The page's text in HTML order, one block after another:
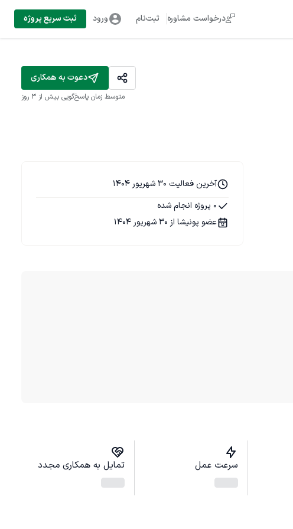
درخواست مشاوره ثبت‌نام ورود ثبت سریع پروژه
دعوت به همکاری
متوسط زمان پاسخ‌گویی بیش از ۳ روز
آخرین فعالیت 30 شهریور 1404
0 پروژه انجام شده
عضو پونیشا از 30 شهریور 1404
سرعت عمل تمایل به همکاری مجدد